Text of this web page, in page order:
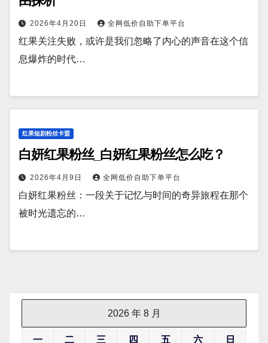
2026年4月20日 全网低价自助下单平台
红果关注失败，或许是我们忽略了内心的声音在这个信
息爆炸的时代…
红果短剧粉丝卡盟
白妍红果粉丝_白妍红果粉丝怎么吃？
2026年4月9日 全网低价自助下单平台
白妍红果粉丝：一段关于记忆与时间的奇异旅程在那个
被时光遗忘的…
2026 年 8 月
一 二 三 四 五 六 日